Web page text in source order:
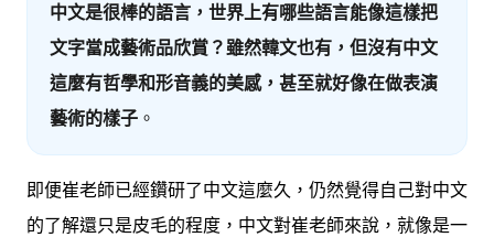
中文是很棒的語言，世界上有哪些語言能像這樣把
文字當成藝術品欣賞？雖然韓文也有，但沒有中文
這麼有哲學和形音義的美感，甚至就好像在做表演
藝術的樣子 。
即便崔老師已經鑽研了中文這麼久，仍然覺得自己對中文
的了解還只是皮毛的程度，中文對崔老師來說，就像是一